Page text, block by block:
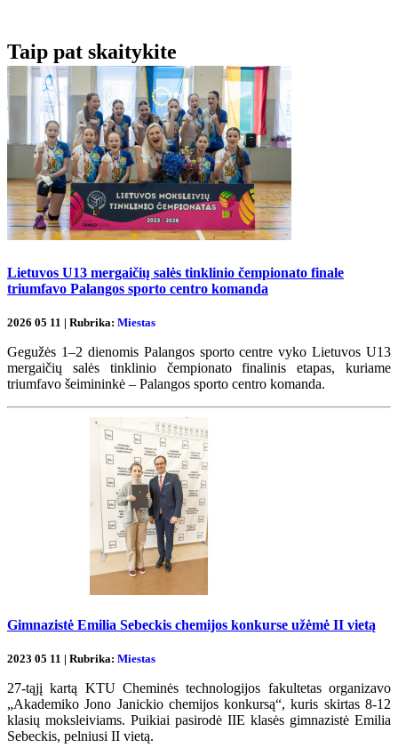
Taip pat skaitykite
Lietuvos U13 mergaičių salės tinklinio čempionato finale
triumfavo Palangos sporto centro komanda
2026 05 11 | Rubrika: Miestas
Gegužės 1–2 dienomis Palangos sporto centre vyko Lietuvos U13
mergaičių salės tinklinio čempionato finalinis etapas, kuriame
triumfavo šeimininkė – Palangos sporto centro komanda.
Gimnazistė Emilia Sebeckis chemijos konkurse užėmė II vietą
2023 05 11 | Rubrika: Miestas
27-tąjį kartą KTU Cheminės technologijos fakultetas organizavo
„Akademiko Jono Janickio chemijos konkursą“, kuris skirtas 8-12
klasių moksleiviams. Puikiai pasirodė IIE klasės gimnazistė Emilia
Sebeckis, pelniusi II vietą.